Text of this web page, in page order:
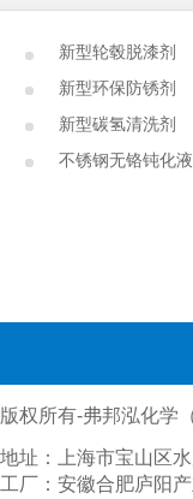
新型轮毂脱漆剂
新型环保防锈剂
新型碳氢清洗剂
不锈钢无铬钝化液
版权所有-弗邦泓化学
地址：上海市宝山区
工厂：安徽合肥庐阳